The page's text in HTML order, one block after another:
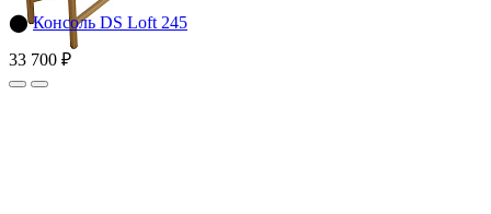
⬤ Консоль DS Loft 245
33 700 ₽